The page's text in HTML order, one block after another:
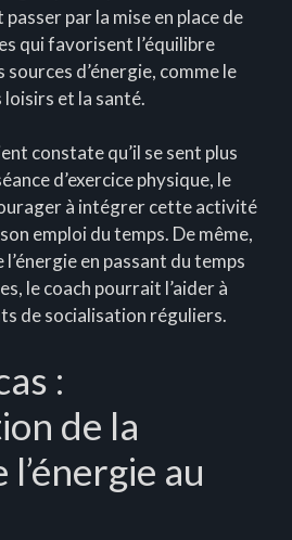
par la mise en place de
qui favorisent l’équilibre
d’énergie, comme le
et la santé.
constate qu’il se sent plus
d’exercice physique, le
à intégrer cette activité
emploi du temps. De même,
en passant du temps
le coach pourrait l’aider à
de socialisation réguliers.
:
de la
au